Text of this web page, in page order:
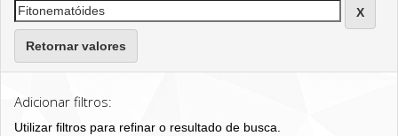
Retornar valores
Adicionar filtros:
Utilizar filtros para refinar o resultado de busca.